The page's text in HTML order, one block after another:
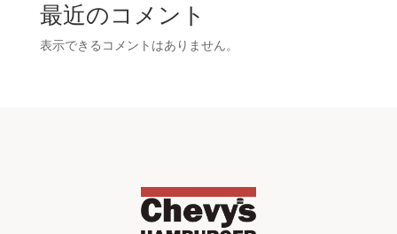
最近のコメント
表示できるコメントはありません。